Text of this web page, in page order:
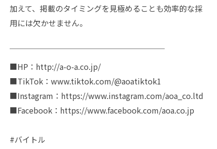
加えて、掲載のタイミングを見極めることも効率的な採
用には欠かせません。
￣￣￣￣￣￣￣￣￣￣￣￣￣￣￣￣￣￣￣￣
■HP：http://a-o-a.co.jp/
■TikTok：www.tiktok.com/@aoatiktok1
■Instagram：https://www.instagram.com/aoa_co.ltd
■Facebook：https://www.facebook.com/aoa.co.jp
#バイトル